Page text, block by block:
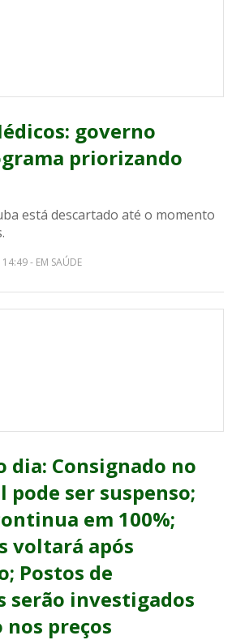
governo
priorizando
está descartado até o momento
- EM SAÚDE
dia: Consignado no
ser suspenso;
em 100%;
voltará após
Postos de
serão investigados
preços